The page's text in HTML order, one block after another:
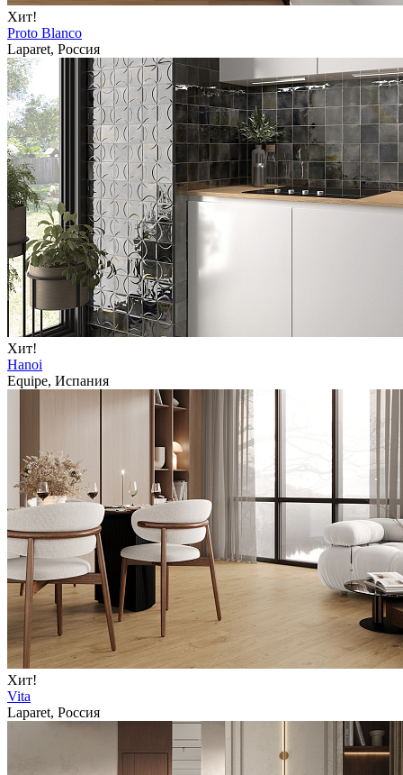
Хит!
Proto Blanco
Laparet, Россия
Хит!
Hanoi
Equipe, Испания
Хит!
Vita
Laparet, Россия